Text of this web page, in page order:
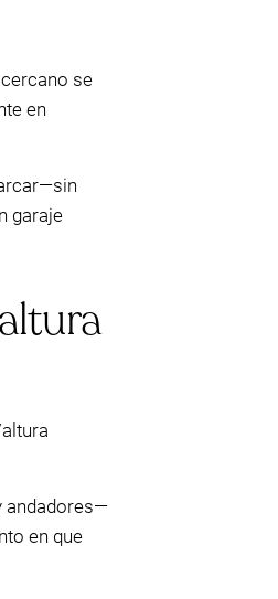
se
en
garaje
andadores—
en que